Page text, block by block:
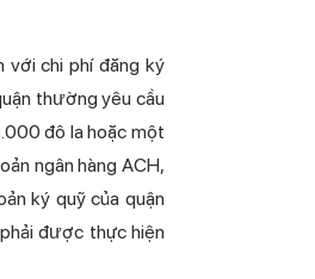
với chi phí đăng ký
thường yêu cầu
đô la hoặc một
ngân hàng ACH,
ký quỹ của quận
được thực hiện